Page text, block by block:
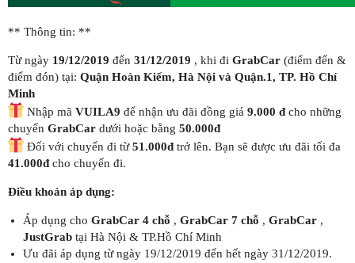
** Thông tin: **
Từ ngày 19/12/2019 đến 31/12/2019 , khi đi GrabCar (điểm đến &
điểm đón) tại: Quận Hoàn Kiếm, Hà Nội và Quận.1, TP. Hồ Chí
Minh
Nhập mã VUILA9 để nhận ưu đãi đồng giá 9.000 đcho những
chuyến GrabCar dưới hoặc bằng 50.000đ
Đối với chuyến đi từ51.000đtrở lên. Bạn sẽ được ưu đãi tối đa
41.000đcho chuyến đi.
Điều khoản áp dụng:
Áp dụng cho GrabCar 4 chỗ , GrabCar 7 chỗ , GrabCar,
JustGrabtại Hà Nội & TP.Hồ Chí Minh
Ưu đãi áp dụng từ ngày 19/12/2019 đến hết ngày 31/12/2019.